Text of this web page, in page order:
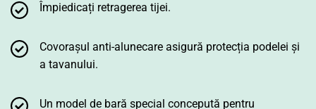
Împiedicați retragerea tijei.
Covorașul anti-alunecare asigură protecția podelei și
a tavanului.
Un model de bară special concepută pentru